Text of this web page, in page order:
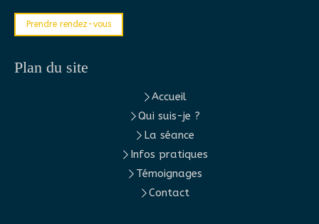
Prendre rendez-vous
Plan du site
Accueil
Qui suis-je ?
La séance
Infos pratiques
Témoignages
Contact